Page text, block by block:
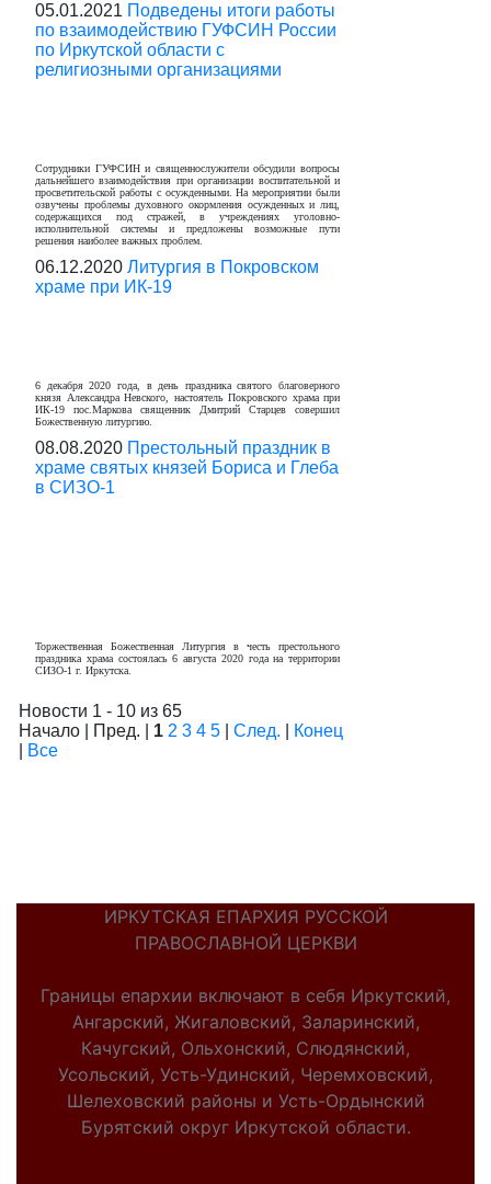
05.01.2021 Подведены итоги работы
по взаимодействию ГУФСИН России
по Иркутской области с
религиозными организациями
Сотрудники ГУФСИН и священнослужители обсудили вопросы
дальнейшего взаимодействия при организации воспитательной и
просветительской работы с осужденными. На мероприятии были
озвучены проблемы духовного окормления осужденных и лиц,
содержащихся под стражей, в учреждениях уголовно-
исполнительной системы и предложены возможные пути
решения наиболее важных проблем.
06.12.2020 Литургия в Покровском
храме при ИК-19
6 декабря 2020 года, в день праздника святого благоверного
князя Александра Невского, настоятель Покровского храма при
ИК-19 пос.Маркова священник Дмитрий Старцев совершил
Божественную литургию.
08.08.2020 Престольный праздник в
храме святых князей Бориса и Глеба
в СИЗО-1
Торжественная Божественная Литургия в честь престольного
праздника храма состоялась 6 августа 2020 года на территории
СИЗО-1 г. Иркутска.
Новости 1 - 10 из 65
Начало | Пред. | 1 2 3 4 5 След.
Конец
Все
ИРКУТСКАЯ ЕПАРХИЯ РУССКОЙ
ПРАВОСЛАВНОЙ ЦЕРКВИ
Границы епархии включают в себя Иркутский,
Ангарский, Жигаловский, Заларинский,
Качугский, Ольхонский, Слюдянский,
Усольский, Усть-Удинский, Черемховский,
Шелеховский районы и Усть-Ордынский
Бурятский округ Иркутской области.